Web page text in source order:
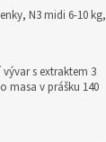
N3 midi 6-10 kg,
vývar s extraktem 3
masa v prášku 140